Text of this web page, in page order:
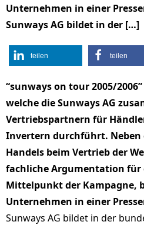
Unternehmen in einer
Sunways AG bildet in der […]
teilen teilen
“sunways on tour 2005/
welche die Sunways AG
Vertriebspartnern für
Invertern durchführt. Neben
Handels beim Vertrieb der
fachliche Argumentation für
Mittelpunkt der Kampagne,
Unternehmen in einer
Sunways AG bildet in der